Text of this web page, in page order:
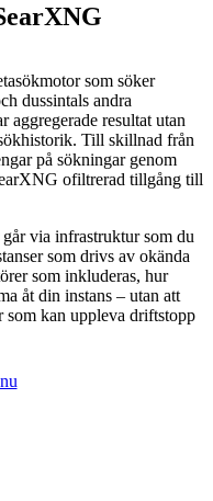
som söker
dussintals andra
aggregerade resultat utan
Till skillnad från
på sökningar genom
ofiltrerad tillgång till
via infrastruktur som du
som drivs av okända
som inkluderas, hur
åt din instans – utan att
som kan uppleva driftstopp